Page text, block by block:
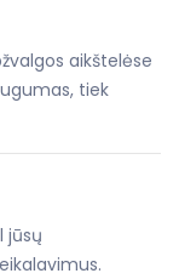
aikštelėse
tiek
jūsų